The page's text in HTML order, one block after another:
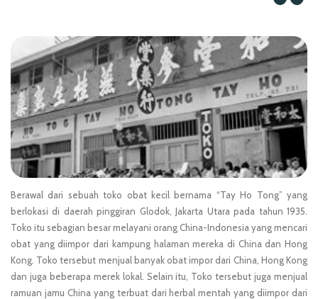
Berawal dari sebuah toko obat kecil bernama “Tay Ho Tong” yang
berlokasi di daerah pinggiran Glodok, Jakarta Utara pada tahun 1935.
Toko itu sebagian besar melayani orang China-Indonesia yang mencari
obat yang diimpor dari kampung halaman mereka di China dan Hong
Kong. Toko tersebut menjual banyak obat impor dari China, Hong Kong
dan juga beberapa merek lokal. Selain itu, Toko tersebut juga menjual
ramuan jamu China yang terbuat dari herbal mentah yang diimpor dari